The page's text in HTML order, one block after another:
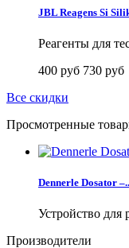
JBL Reagens Si
Реагенты для
400 руб 730 руб
Все скидки
Просмотренные
Dennerle Dosator
Устройство для
Производители